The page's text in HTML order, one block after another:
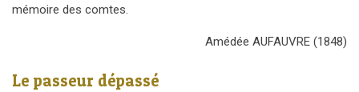
mémoire des comtes.
Amédée AUFAUVRE (1848)
Le passeur dépassé